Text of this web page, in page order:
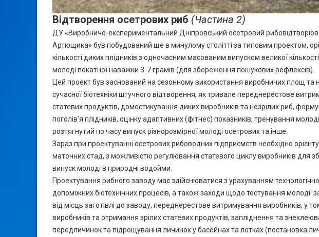
Відтворення осетрових риб (Частина 2)
ДУ «Виробничо-експериментальний Дніпровський осетровий
Артющика» був побудований ще в минулому столітті за типовим проектом,
кількості диких плідників з одночасним масованим випуском великої
молоді покатної наважки 3-7 грамів (для збереження пошукових рефлексів).
Цей проект був заснований на сезонному використання виробничих площ та
сучасної біотехніки штучного відтворення, як тривале переднерестове
статевих продуктів, доместикування диких виробників та незрілих риб,
поголів’я плідників, оцінку адаптивних (фітнес) показників, тренування
розтягнутий по часу випуск різнорозмірної молоді осетрових та інше.
Зараз при проектуванні осетрових рибоводних підприємств необхідно
маточних стад, з можливістю регулювання статевого циклу виробників для
випуск молоді в природні водойми.
Проектування рибного заводу має здійснюватися з урахуванням
допоміжних біотехнічних процесів, а також заходи щодо тестування молоді:
від місць заготівлі до заводу, переднерестове витримування виробників, у
виробників та отримання зрілих статевих продуктів, запліднення та
передличинок та підрощування личинок у басейнах та лотках (постановка